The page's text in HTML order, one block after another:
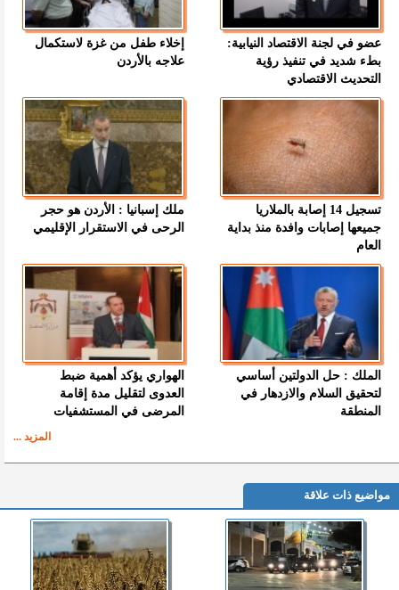
عضو في لجنة الاقتصاد النيابية:
بطء شديد في تنفيذ رؤية
التحديث الاقتصادي
إخلاء طفل من غزة لاستكمال
علاجه بالأردن
تسجيل 14 إصابة بالملاريا
جميعها إصابات وافدة منذ بداية
العام
ملك إسبانيا : الأردن هو حجر
الرحى في الاستقرار الإقليمي
الملك : حل الدولتين أساسي
لتحقيق السلام والازدهار في
المنطقة
الهواري يؤكد أهمية ضبط
العدوى لتقليل مدة إقامة
المرضى في المستشفيات
المزيد ...
مواضيع ذات علاقة